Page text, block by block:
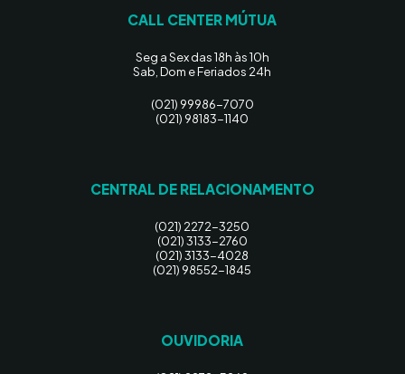
CALL CENTER MÚTUA
Seg a Sex das 18h às 10h
Sab, Dom e Feriados 24h
(021) 99986-7070
(021) 98183-1140
CENTRAL DE RELACIONAMENTO
(021) 2272-3250
(021) 3133-2760
(021) 3133-4028
(021) 98552-1845
OUVIDORIA